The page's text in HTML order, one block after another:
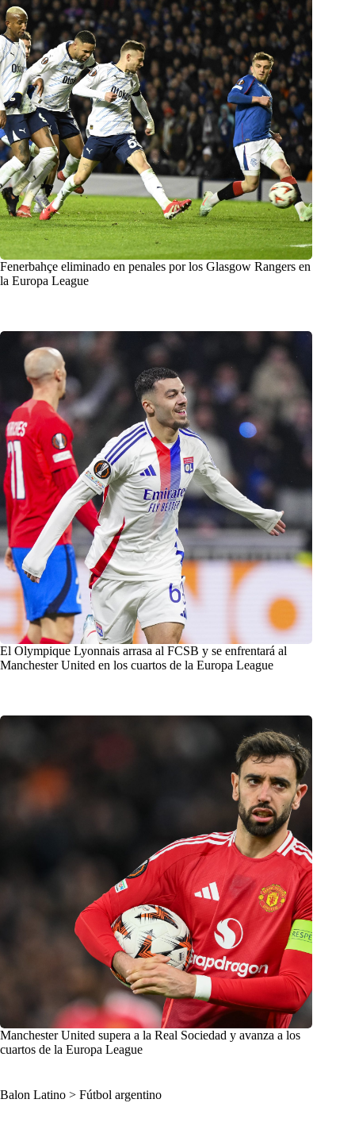
Fenerbahçe eliminado en penales por los Glasgow Rangers en
la Europa League
El Olympique Lyonnais arrasa al FCSB y se enfrentará al
Manchester United en los cuartos de la Europa League
Manchester United supera a la Real Sociedad y avanza a los
cuartos de la Europa League
Balon Latino > Fútbol argentino